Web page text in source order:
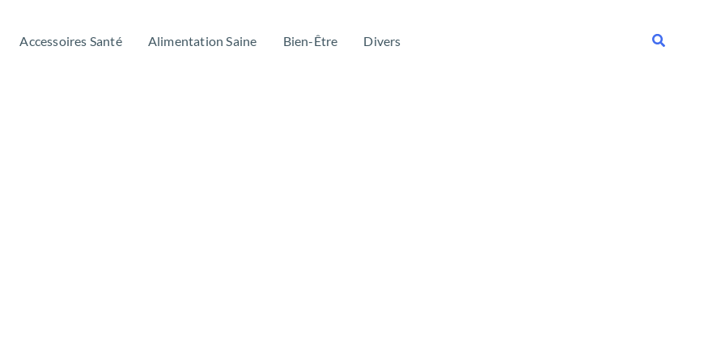
Accessoires Santé Alimentation Saine Bien-Être Divers Rechercher